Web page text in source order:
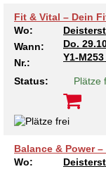
Fit & Vital – Dein
Wo:
Wann:
Do.
Nr.:
Y1-M253
Status: Plätze
Balance & Power
Wo: